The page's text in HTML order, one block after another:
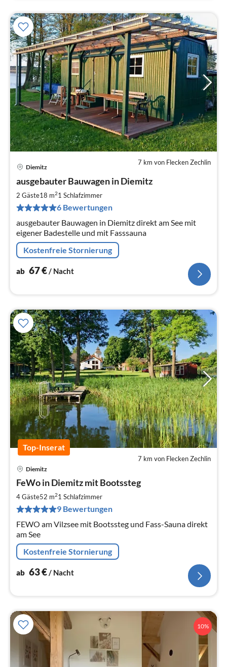
7 km von Flecken Zechlin
Diemitz
ausgebauter Bauwagen in Diemitz
2 Gäste18 m21 Schlafzimmer
6 Bewertungen
ausgebauter Bauwagen in Diemitz direkt am See mit
eigener Badestelle und mit Fasssauna
Kostenfreie Stornierung
ab 67€/ Nacht
Top-Inserat
7 km von Flecken Zechlin
Diemitz
FeWo in Diemitz mit Bootssteg
4 Gäste52 m21 Schlafzimmer
9 Bewertungen
FEWO am Vilzsee mit Bootssteg und Fass-Sauna direkt
am See
Kostenfreie Stornierung
ab 63€/ Nacht
10%